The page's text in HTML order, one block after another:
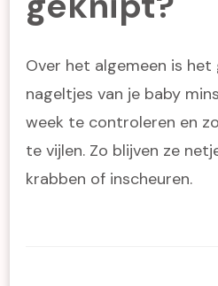
Over het algemeen is
nageltjes van je baby
week te controleren en
te vijlen. Zo blijven ze
krabben of inscheuren.